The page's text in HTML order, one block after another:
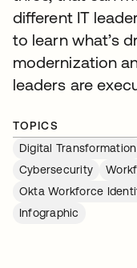
different IT
to learn what’s
modernization
leaders are
TOPICS
Digital Transformation
Cybersecurity
Okta Workforce
Infographic